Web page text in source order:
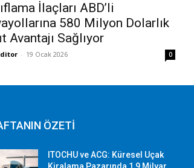
İlaçları ABD’li
580 Milyon Dolarlık
Avantajı Sağlıyor
- 19 Ocak 2026 0
ÖZETİ
ITOCHU ve ACG: Küresel Uçak